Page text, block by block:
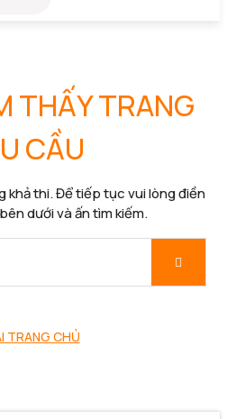
THẤY TRANG
CẦU
khả thi. Để tiếp tục vui lòng điền
dưới và ấn tìm kiếm.
TRANG CHỦ